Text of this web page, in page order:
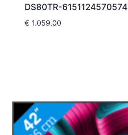
DS80TR-6151124570574
€ 1.059,00